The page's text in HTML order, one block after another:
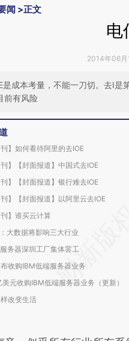
闻 >正文
电
2014年06月
是成本考量，不能一刀切。去I是
前有风险
刊】如何看待阿里的去IOE
刊】【封面报道】中国式去IOE
刊】【封面报道】银行难去IOE
刊】【封面报道】以阿里云去IOE
刊】谁买云计算
大数据将影响三大行业
务器深圳工厂集体罢工
收购IBM低端服务器业务
元收购IBM低端服务器业务（更新）
改变生活